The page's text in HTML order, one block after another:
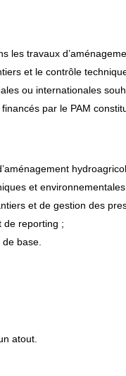
les travaux
et le contrôle
ou internationales
par le PAM
et
et de gestion des
de reporting ;
base.
atout.